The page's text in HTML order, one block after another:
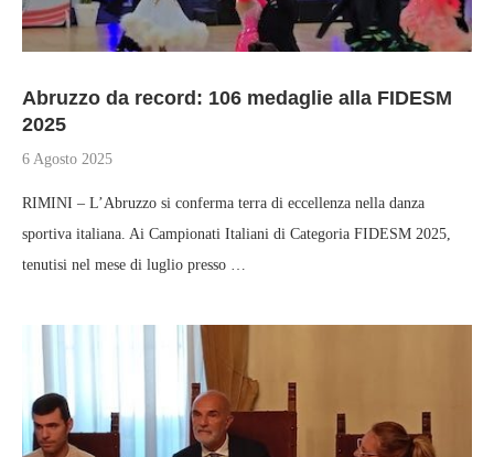
Abruzzo da record: 106 medaglie alla FIDESM
2025
6 Agosto 2025
RIMINI – L’Abruzzo si conferma terra di eccellenza nella danza
sportiva italiana. Ai Campionati Italiani di Categoria FIDESM 2025,
tenutisi nel mese di luglio presso …